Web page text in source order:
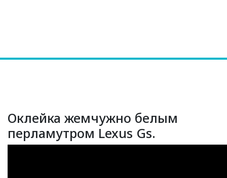
Оклейка жемчужно белым
перламутром Lexus Gs.